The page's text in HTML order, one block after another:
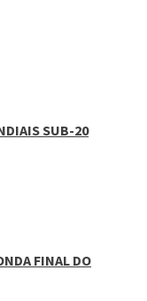
SUB-20
FINAL DO